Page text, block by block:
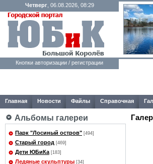
Четверг, 06.08.2026, 08:29
Кнопки авторизации / регистрации
Главная Новости Файлы Справочная
Альбомы галереи
Парк "Лосиный остров" [494]
Старый город [469]
Дети ЮБиКа [183]
Ледяные скульптуры [34]